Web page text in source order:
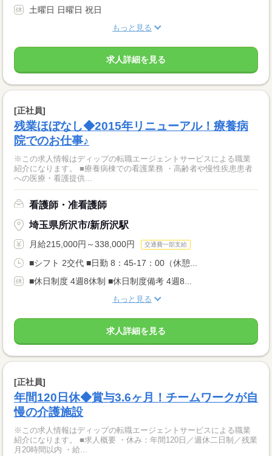
土曜日 日曜日 祝日
もっと見る
求人詳細を見る
[正社員]
残業ほぼなし◆2015年リニューアル！療養病
院でのお仕事♪
※この求人情報はディップの転職エージェントサービスによる職業
紹介になります。 ■療養病棟での看護業務 ・高齢者や慢性疾患患者
への医療・看護提供...
看護師・准看護師
埼玉県所沢市/新所沢駅
月給215,000円～338,000円 交通費一部支給
■シフト 2交代 ■日勤 8：45-17：00（休憩...
■休日制度 4週8休制 ■休日制度備考 4週8...
もっと見る
求人詳細を見る
[正社員]
年間120日休◆賞与3.6ヶ月！チームワークが自
慢の介護施設
※この求人情報はディップの転職エージェントサービスによる職業
紹介になります。 ■求人概要 ・休み：年間120日／週休二日制／残業
月20時間以内 ・給...